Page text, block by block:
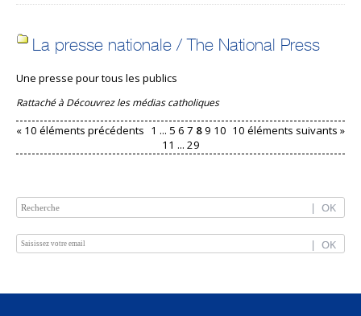
La presse nationale / The National Press
Une presse pour tous les publics
Rattaché à Découvrez les médias catholiques
« 10 éléments précédents 10 éléments suivants »
1 ... 5 6 7 89 10
11 ... 29